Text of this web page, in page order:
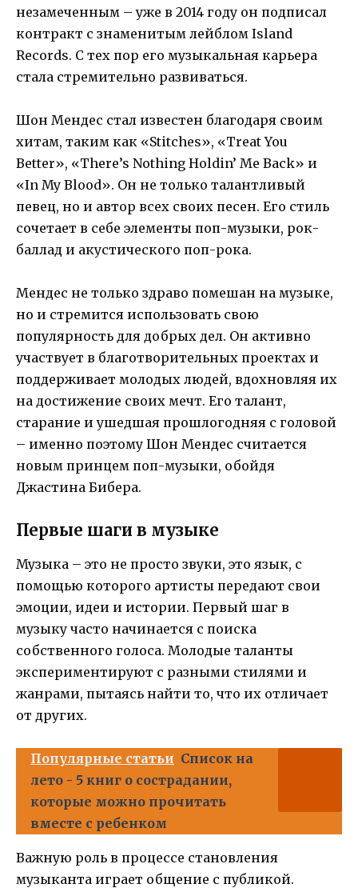
незамеченным – уже в 2014 году он подписал
контракт с знаменитым лейблом Island
Records. С тех пор его музыкальная карьера
стала стремительно развиваться.
Шон Мендес стал известен благодаря своим
хитам, таким как «Stitches», «Treat You
Better», «There’s Nothing Holdin’ Me Back» и
«In My Blood». Он не только талантливый
певец, но и автор всех своих песен. Его стиль
сочетает в себе элементы поп-музыки, рок-
баллад и акустического поп-рока.
Мендес не только здраво помешан на музыке,
но и стремится использовать свою
популярность для добрых дел. Он активно
участвует в благотворительных проектах и
поддерживает молодых людей, вдохновляя их
на достижение своих мечт. Его талант,
старание и ушедшая прошлогодняя с головой
– именно поэтому Шон Мендес считается
новым принцем поп-музыки, обойдя
Джастина Бибера.
Первые шаги в музыке
Музыка – это не просто звуки, это язык, с
помощью которого артисты передают свои
эмоции, идеи и истории. Первый шаг в
музыку часто начинается с поиска
собственного голоса. Молодые таланты
экспериментируют с разными стилями и
жанрами, пытаясь найти то, что их отличает
от других.
Популярные статьи Список на
лето - 5 книг о сострадании,
которые можно прочитать
вместе с ребенком
Важную роль в процессе становления
музыканта играет общение с публикой.